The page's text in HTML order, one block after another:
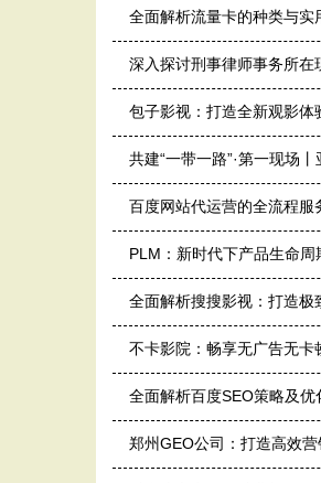
全面解析流量卡的种类与
深入探讨刑事律师事务所
包子影视：打造全新观影体
共建“一带一路”·第一现场
百度网站代运营的全流程服
PLM：新时代下产品生命
全面解析搜搜影视：打造极
不卡影院：畅享无广告无卡
全面解析百度SEO策略及
郑州GEO公司：打造高效营